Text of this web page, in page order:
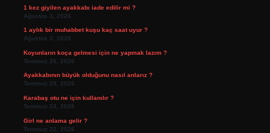
1 kez giyilen ayakkabı iade edilir mi ?
Ağustos 3, 2026
1 aylık bir muhabbet kuşu kaç saat uyur ?
Ağustos 3, 2026
Koyunların koça gelmesi için ne yapmak lazım ?
Temmuz 26, 2026
Ayakkabının büyük olduğunu nasıl anlarız ?
Temmuz 25, 2026
Karabaş otu ne için kullanılır ?
Temmuz 24, 2026
Girl ne anlama gelir ?
Temmuz 22, 2026